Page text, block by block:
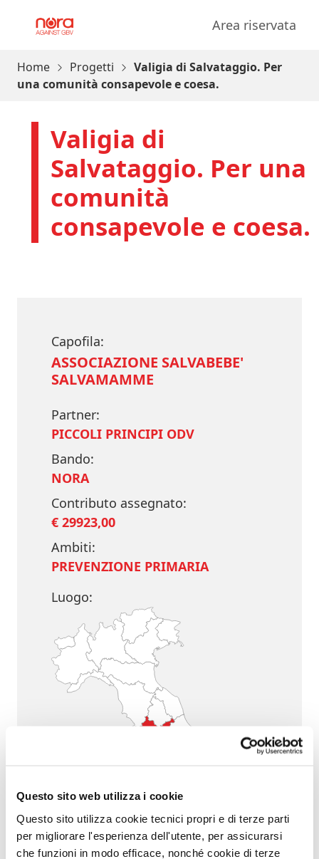
Questo sito web utilizza i cookie
Questo sito utilizza cookie tecnici propri e di terze parti
per migliorare l'esperienza dell'utente, per assicurarsi
che funzioni in modo efficace, nonché cookie di terze
Progetto Nora
Area riservata
Home Progetti
Valigia di Salvataggio. Per
una comunità consapevole e coesa.
Valigia di
Salvataggio. Per una
comunità
consapevole e coesa.
Capofila:
ASSOCIAZIONE SALVABEBE'
SALVAMAMME
Partner:
PICCOLI PRINCIPI ODV
Bando:
NORA
Contributo assegnato:
€ 29923,00
Ambiti:
PREVENZIONE PRIMARIA
Luogo: